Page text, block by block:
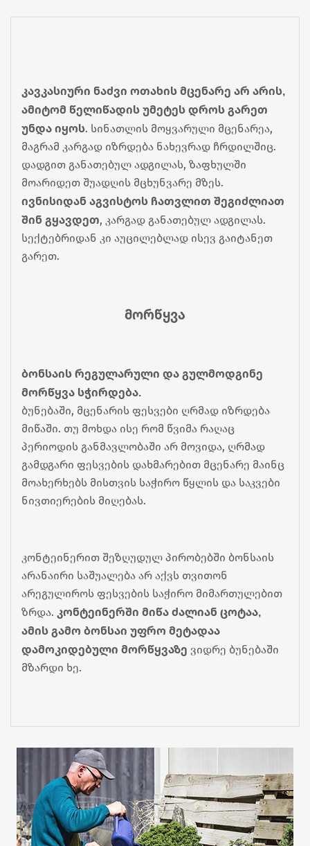
კავკასიური ნაძვი ოთახის მცენარე არ არის,
ამიტომ წელიწადის უმეტეს დროს გარეთ
უნდა იყოს. სინათლის მოყვარული მცენარეა,
მაგრამ კარგად იზრდება ნახევრად ჩრდილშიც.
დადგით განათებულ ადგილას, ზაფხულში
მოარიდეთ შუადღის მცხუნვარე მზეს.
ივნისიდან აგვისტოს ჩათვლით შეგიძლიათ
შინ გყავდეთ, კარგად განათებულ ადგილას.
სექტებრიდან კი აუცილებლად ისევ გაიტანეთ
გარეთ.
მორწყვა
ბონსაის რეგულარული და გულმოდგინე
მორწყვა სჭირდება.
ბუნებაში, მცენარის ფესვები ღრმად იზრდება
მიწაში. თუ მოხდა ისე რომ წვიმა რაღაც
პერიოდის განმავლობაში არ მოვიდა, ღრმად
გამდგარი ფესვების დახმარებით მცენარე მაინც
მოახერხებს მისთვის საჭირო წყლის და საკვები
ნივთიერების მიღებას.
კონტეინერით შეზღუდულ პირობებში ბონსაის
არანაირი საშუალება არ აქვს თვითონ
არეგულიროს ფესვების საჭირო მიმართულებით
ზრდა. კონტეინერში მიწა ძალიან ცოტაა,
ამის გამო ბონსაი უფრო მეტადაა
დამოკიდებული მორწყვაზე ვიდრე ბუნებაში
მზარდი ხე.